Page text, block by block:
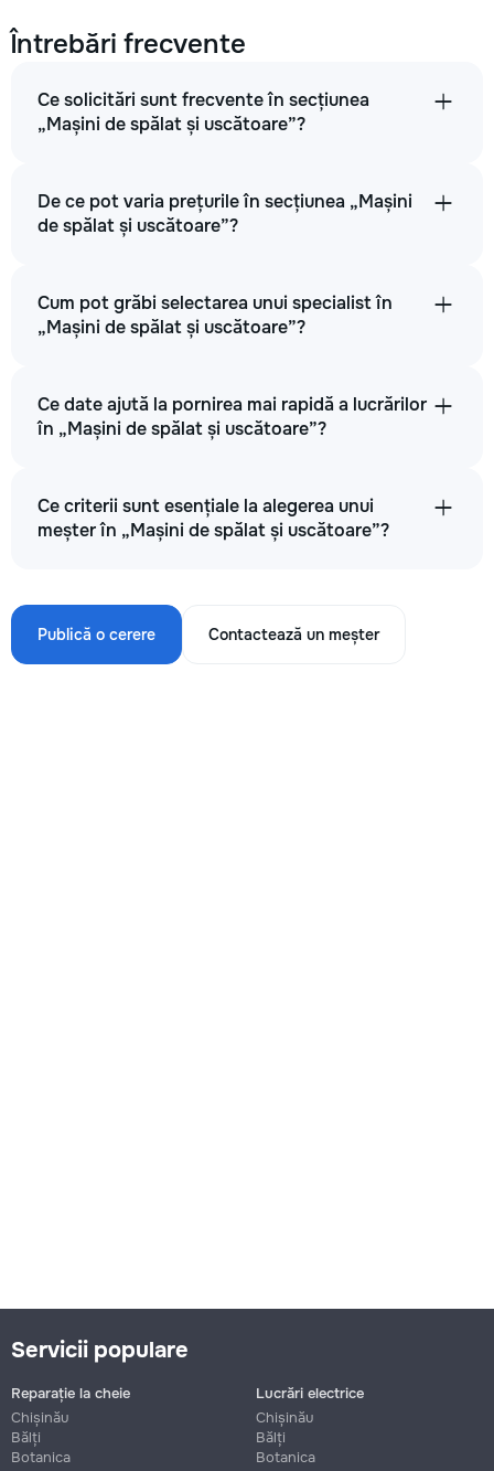
Întrebări frecvente
Ce solicitări sunt frecvente în secțiunea
„Mașini de spălat și uscătoare”?
De ce pot varia prețurile în secțiunea „Mașini
de spălat și uscătoare”?
Cum pot grăbi selectarea unui specialist în
„Mașini de spălat și uscătoare”?
Ce date ajută la pornirea mai rapidă a lucrărilor
în „Mașini de spălat și uscătoare”?
Ce criterii sunt esențiale la alegerea unui
meșter în „Mașini de spălat și uscătoare”?
Publică o cerere Contactează un meșter
Servicii populare
Reparație la cheie
Chișinău
Bălți
Botanica
Lucrări electrice
Chișinău
Bălți
Botanica